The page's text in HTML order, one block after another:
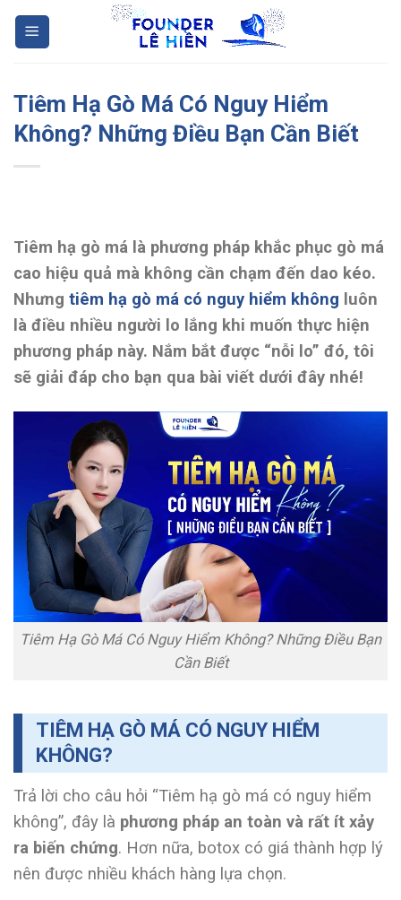
Skip
Tiêm Hạ Gò Má Có Nguy Hiểm
Không? Những Điều Bạn Cần Biết
Tiêm hạ gò má là phương pháp khắc phục gò má
cao hiệu quả mà không cần chạm đến dao kéo.
Nhưng tiêm hạ gò má có nguy hiểm không luôn
là điều nhiều người lo lắng khi muốn thực hiện
phương pháp này. Nắm bắt được “nỗi lo” đó, tôi
sẽ giải đáp cho bạn qua bài viết dưới đây nhé!
Tiêm Hạ Gò Má Có Nguy Hiểm Không? Những Điều Bạn
Cần Biết
TIÊM HẠ GÒ MÁ CÓ NGUY HIỂM
KHÔNG?
Trả lời cho câu hỏi “Tiêm hạ gò má có nguy hiểm
không”, đây là phương pháp an toàn và rất ít xảy
ra biến chứng. Hơn nữa, botox có giá thành hợp lý
nên được nhiều khách hàng lựa chọn.